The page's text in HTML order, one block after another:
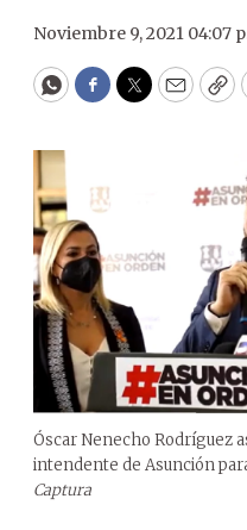
Noviembre 9, 2021 04:07
WhatsApp
Facebook
Twitter
Email
Óscar Nenecho Rodríguez
intendente de Asunción
Captura